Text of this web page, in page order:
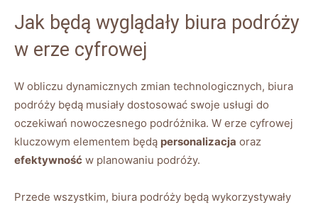
Jak będą wyglądały biura podróży
w erze cyfrowej
W obliczu dynamicznych zmian technologicznych, biura
podróży będą musiały dostosować swoje usługi do
oczekiwań nowoczesnego podróżnika. W erze cyfrowej
kluczowym elementem będą personalizacja oraz
efektywność w planowaniu podróży.
Przede wszystkim, biura podróży będą wykorzystywały